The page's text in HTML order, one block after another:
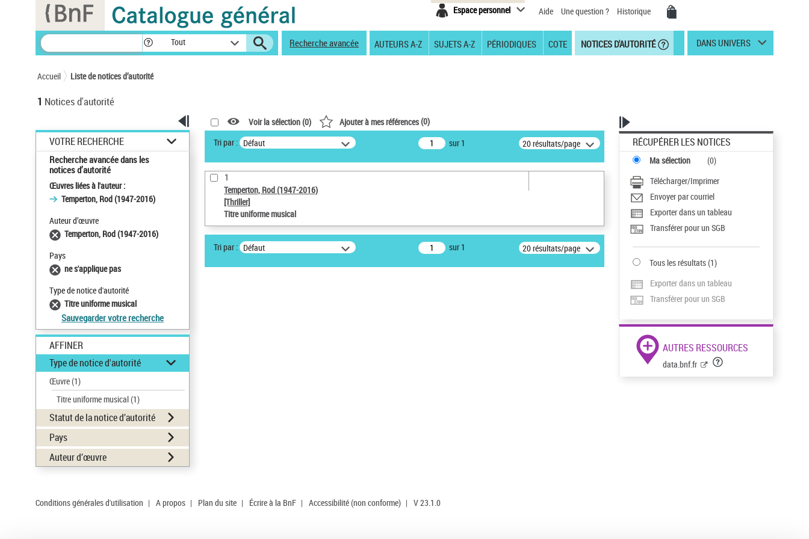
Espace personnel Aide Une question ? Historique
Tout Recherche avancée AUTEURS A-Z SUJETS A-Z PÉRIODIQUES COTE NOTICES D'AUTORITÉ DANS UNIVERS
Accueil Liste de notices d’autorité
1 Notices d'autorité
VOTRE RECHERCHE
Recherche avancée dans les
notices d’autorité
Œuvres liées à l'auteur :
Temperton, Rod (1947-2016)
Auteur d’œuvre
Temperton, Rod (1947-2016)
Pays
ne s'applique pas
Type de notice d'autorité
Titre uniforme musical
Sauvegarder votre recherche
AFFINER
Type de notice d'autorité
Œuvre(1)
Titre uniforme musical(1)
Statut de la notice d’autorité
Pays
Auteur d’œuvre
Voir la sélection (0) Ajouter à mes références(0)
Tri par : Défaut sur 1 20 résultats/page
1
Temperton, Rod (1947-2016)
[Thriller]
Titre uniforme musical
Tri par : Défaut sur 1 20 résultats/page
RÉCUPÉRER LES NOTICES
Ma sélection (0)
Télécharger/Imprimer
Envoyer par courriel
Exporter dans un tableau
Transférer pour un SGB
Tous les résultats(1)
Exporter dans un tableau
Transférer pour un SGB
AUTRES RESSOURCES
data.bnf.fr
Conditions générales d'utilisation | A propos | Plan du site | Écrire à la BnF | Accessibilité (non conforme) | V 23.1.0
Panneau de gestion des cookies